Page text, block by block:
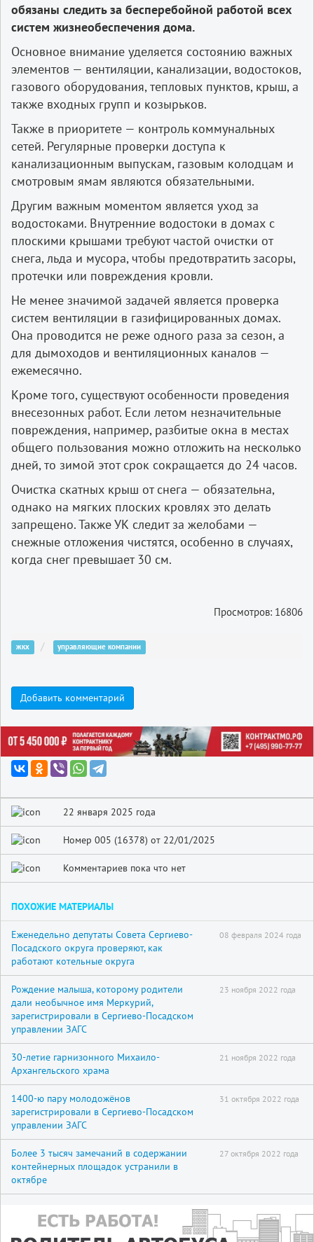
обязаны следить за бесперебойной работой всех
систем жизнеобеспечения дома.
Основное внимание уделяется состоянию важных
элементов — вентиляции, канализации, водостоков,
газового оборудования, тепловых пунктов, крыш, а
также входных групп и козырьков.
Также в приоритете — контроль коммунальных
сетей. Регулярные проверки доступа к
канализационным выпускам, газовым колодцам и
смотровым ямам являются обязательными.
Другим важным моментом является уход за
водостоками. Внутренние водостоки в домах с
плоскими крышами требуют частой очистки от
снега, льда и мусора, чтобы предотвратить засоры,
протечки или повреждения кровли.
Не менее значимой задачей является проверка
систем вентиляции в газифицированных домах.
Она проводится не реже одного раза за сезон, а
для дымоходов и вентиляционных каналов —
ежемесячно.
Кроме того, существуют особенности проведения
внесезонных работ. Если летом незначительные
повреждения, например, разбитые окна в местах
общего пользования можно отложить на несколько
дней, то зимой этот срок сокращается до 24 часов.
Очистка скатных крыш от снега — обязательна,
однако на мягких плоских кровлях это делать
запрещено. Также УК следит за желобами —
снежные отложения чистятся, особенно в случаях,
когда снег превышает 30 см.
Просмотров: 16806
жкх управляющие компании
Добавить комментарий
22 января 2025 года
Номер 005 (16378) от 22/01/2025
Комментариев пока что нет
ПОХОЖИЕ МАТЕРИАЛЫ
Еженедельно депутаты Совета Сергиево-
Посадского округа проверяют, как
работают котельные округа
08 февраля 2024 года
Рождение малыша, которому родители
дали необычное имя Меркурий,
зарегистрировали в Сергиево-Посадском
управлении ЗАГС
23 ноября 2022 года
30-летие гарнизонного Михаило-
Архангельского храма
21 ноября 2022 года
1400-ю пару молодожёнов
зарегистрировали в Сергиево-Посадском
управлении ЗАГС
31 октября 2022 года
Более 3 тысяч замечаний в содержании
контейнерных площадок устранили в
октябре
27 октября 2022 года